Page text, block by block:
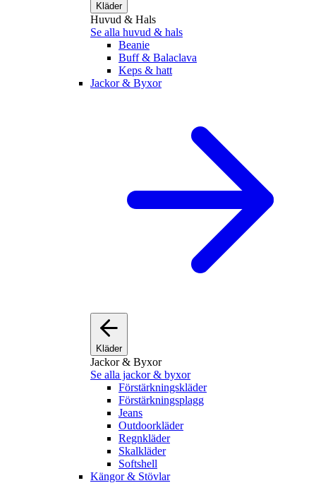
Kläder
Huvud & Hals
Se alla huvud & hals
Beanie
Buff & Balaclava
Keps & hatt
Jackor & Byxor
Kläder
Jackor & Byxor
Se alla jackor & byxor
Förstärkningskläder
Förstärkningsplagg
Jeans
Outdoorkläder
Regnkläder
Skalkläder
Softshell
Kängor & Stövlar